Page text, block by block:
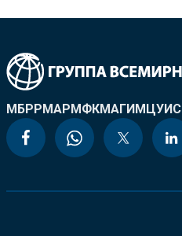
МБРРМАРМФКМАГИМЦУИС